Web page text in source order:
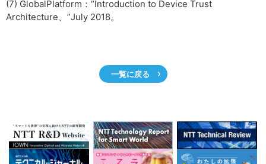
(7) GlobalPlatform：“Introduction to Device Trust
Architecture、”July 2018。
一覧に戻る